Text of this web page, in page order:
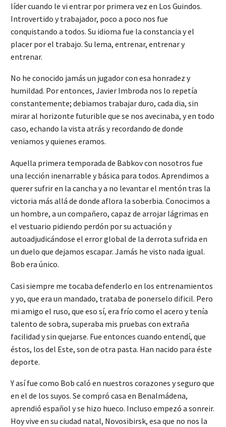
líder cuando le vi entrar por primera vez en Los Guindos.
Introvertido y trabajador, poco a poco nos fue
conquistando a todos. Su idioma fue la constancia y el
placer por el trabajo. Su lema, entrenar, entrenar y
entrenar.
No he conocido jamás un jugador con esa honradez y
humildad. Por entonces, Javier Imbroda nos lo repetía
constantemente; debiamos trabajar duro, cada dia, sin
mirar al horizonte futurible que se nos avecinaba, y en todo
caso, echando la vista atrás y recordando de donde
veniamos y quienes eramos.
Aquella primera temporada de Babkov con nosotros fue
una lección inenarrable y básica para todos. Aprendimos a
querer sufrir en la cancha y a no levantar el mentón tras la
victoria más allá de donde aflora la soberbia. Conocimos a
un hombre, a un compañero, capaz de arrojar lágrimas en
el vestuario pidiendo perdón por su actuación y
autoadjudicándose el error global de la derrota sufrida en
un duelo que dejamos escapar. Jamás he visto nada igual.
Bob era único.
Casi siempre me tocaba defenderlo en los entrenamientos
y yo, que era un mandado, trataba de ponerselo dificil. Pero
mi amigo el ruso, que eso sí, era frío como el acero y tenía
talento de sobra, superaba mis pruebas con extraña
facilidad y sin quejarse. Fue entonces cuando entendí, que
éstos, los del Este, son de otra pasta. Han nacido para éste
deporte.
Y así fue como Bob caló en nuestros corazones y seguro que
en el de los suyos. Se compró casa en Benalmádena,
aprendió español y se hizo hueco. Incluso empezó a sonreir.
Hoy vive en su ciudad natal, Novosibirsk, esa que no nos la